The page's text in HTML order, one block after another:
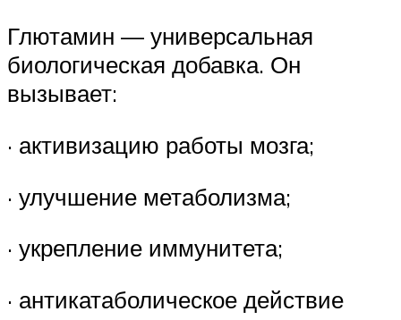
Глютамин — универсальная
биологическая добавка. Он
вызывает:
· активизацию работы мозга;
· улучшение метаболизма;
· укрепление иммунитета;
· антикатаболическое действие